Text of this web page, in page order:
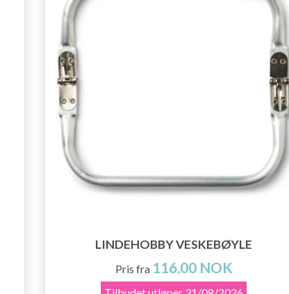
LINDEHOBBY VESKEBØYLE
Pris fra 116,00 NOK